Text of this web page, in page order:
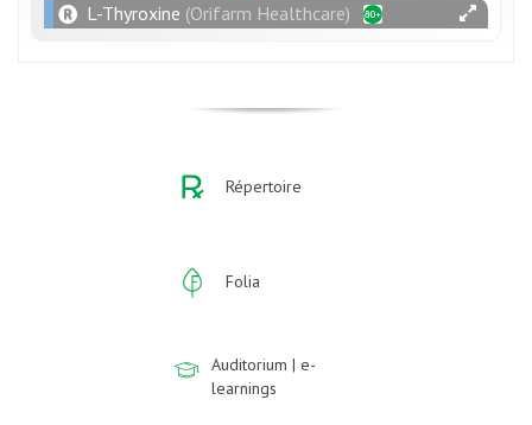
L-Thyroxine (Orifarm Healthcare)
Répertoire
Folia
Auditorium | e-
learnings